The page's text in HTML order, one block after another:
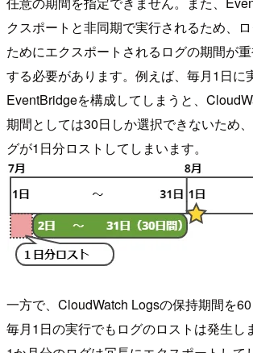
クスポートと非同期で実行されるため、
ためにエクスポートされるログの期間が
する必要があります。例えば、毎月1日に
EventBridgeを構成してしまうと、
期間としては30日しか選択できないため
グが1日分ロストしてしまいます。
一方で、CloudWatch Logsの保持期間を60
毎月1日の実行でもログのロストは発生し